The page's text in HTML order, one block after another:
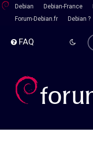
Debian Debian-France
Forum-Debian.fr
Debian ?
FAQ